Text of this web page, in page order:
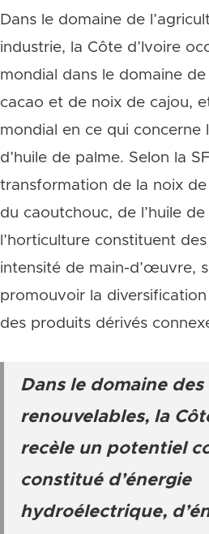
Dans le domaine de
industrie, la Côte d’Ivoire
mondial dans le domaine
cacao et de noix de cajou,
mondial en ce qui concerne
d’huile de palme. Selon la
transformation de la noix
du caoutchouc, de l’huile
l’horticulture constituent
intensité de main-d’œuvre,
promouvoir la
des produits dérivés
Dans le domaine des
renouvelables, la
recèle un potentiel
constitué d’énergie
hydroélectrique,